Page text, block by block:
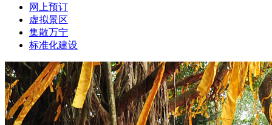
网上预订
虚拟景区
集散万宁
标准化建设